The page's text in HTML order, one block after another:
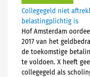
Collegegeld niet
belastingplichtig is
Hof Amsterdam
2017 van het
de toekomstige
te voldoen. X heeft
collegegeld als